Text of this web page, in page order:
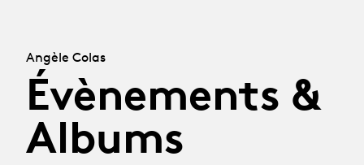
Angèle Colas
Évènements &
Albums